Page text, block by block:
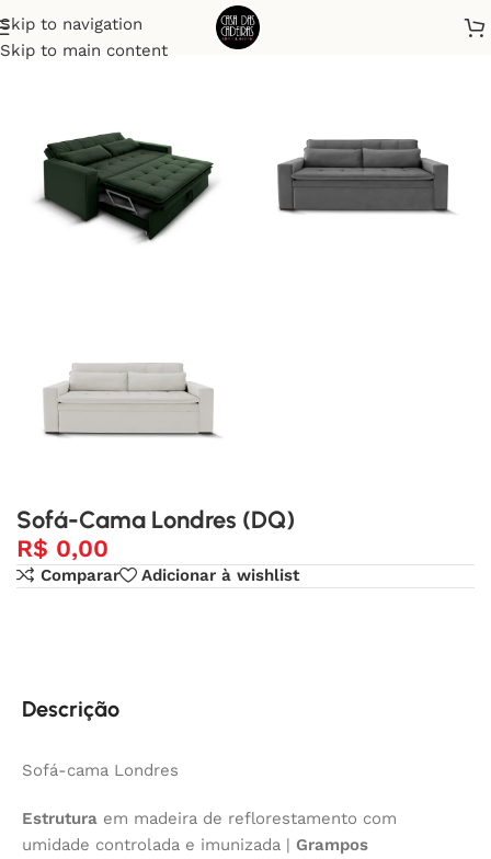
Skip to navigation
Skip to main content
Início Sofá Cama
Sofá-Cama Londres (DQ)
R$ 0,00
Comparar Adicionar à wishlist
Descrição
Sofá-cama Londres
Estrutura em madeira de reflorestamento com
umidade controlada e imunizada | Grampos